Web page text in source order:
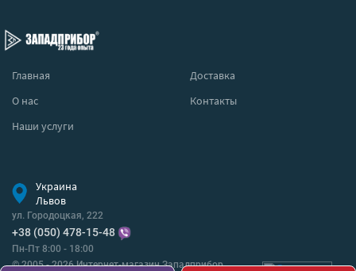
Главная
Доставка
О нас
Контакты
Наши услуги
Украина
Львов
ул. Городоцкая, 222
+38 (050) 478-15-48
Пн-Пт 8:00 - 18:00
© 2005 - 2026 Интернет-магазин Западприбор